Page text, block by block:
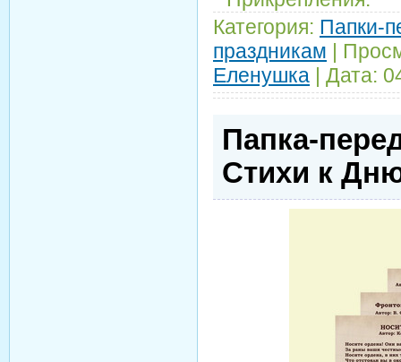
Категория: Папки-
праздникам
Еленушка
Дата:
Папка-
Стихи к